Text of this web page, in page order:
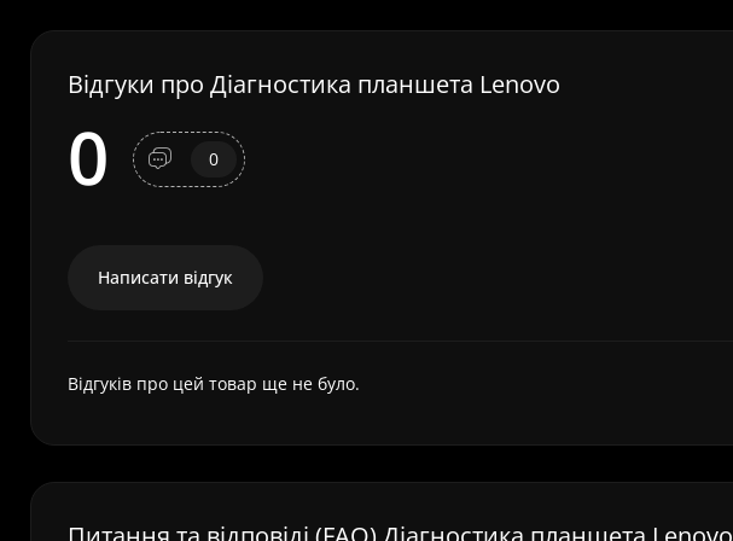
Відгуки про Діагностика планшета Lenovo
0 0
Написати відгук
Відгуків про цей товар ще не було.